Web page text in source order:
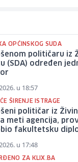
OPĆINSKOG SUDA
političaru iz
(SDA) određen
u 18:57
ŠIRENJE ISTRAGE
političar iz
meti agencija,
fakultetsku
u 17:48
ZA KLIX.BA